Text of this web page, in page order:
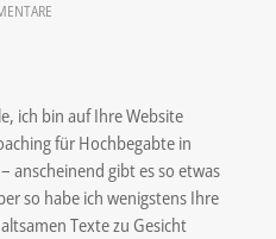
ich bin auf Ihre Website
für Hochbegabte in
anscheinend gibt es so etwas
so habe ich wenigstens Ihre
Texte zu Gesicht